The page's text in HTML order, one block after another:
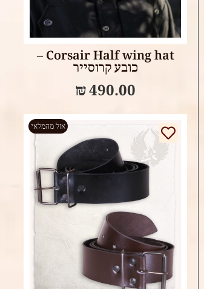
Select options
Corsair Half wing hat –
כובע קרוסייר
₪490.00
אזל מהמלאי
Select options